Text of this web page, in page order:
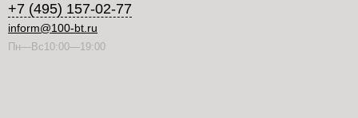
+7 (495) 157-02-77
inform@100-bt.ru
Пн—Вс10:00—19:00